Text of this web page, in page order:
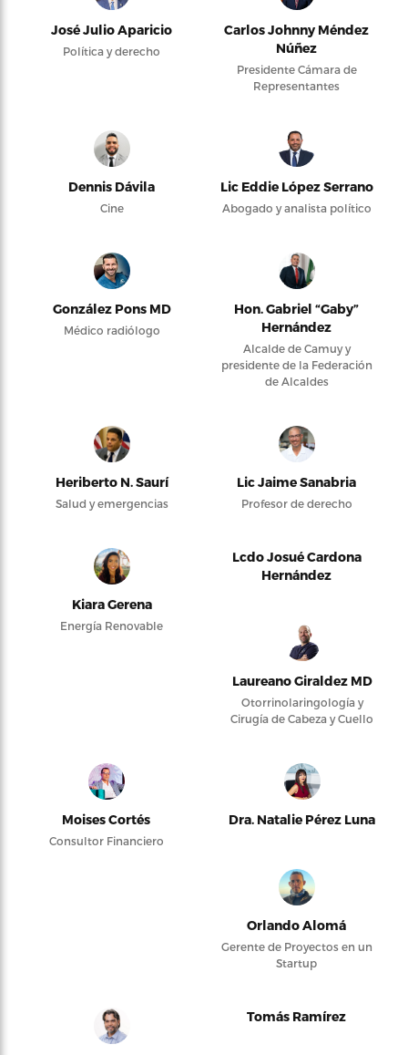
José Julio Aparicio
Política y derecho
Carlos Johnny Méndez
Núñez
Presidente Cámara de
Representantes
Dennis Dávila
Cine
Lic Eddie López Serrano
Abogado y analista político
González Pons MD
Médico radiólogo
Hon. Gabriel “Gaby”
Hernández
Alcalde de Camuy y
presidente de la Federación
de Alcaldes
Heriberto N. Saurí
Salud y emergencias
Lic Jaime Sanabria
Profesor de derecho
Kiara Gerena
Energía Renovable
Lcdo Josué Cardona
Hernández
Laureano Giraldez MD
Otorrinolaringología y
Cirugía de Cabeza y Cuello
Moises Cortés
Consultor Financiero
Dra. Natalie Pérez Luna
Orlando Alomá
Gerente de Proyectos en un
Startup
Tomás Ramírez